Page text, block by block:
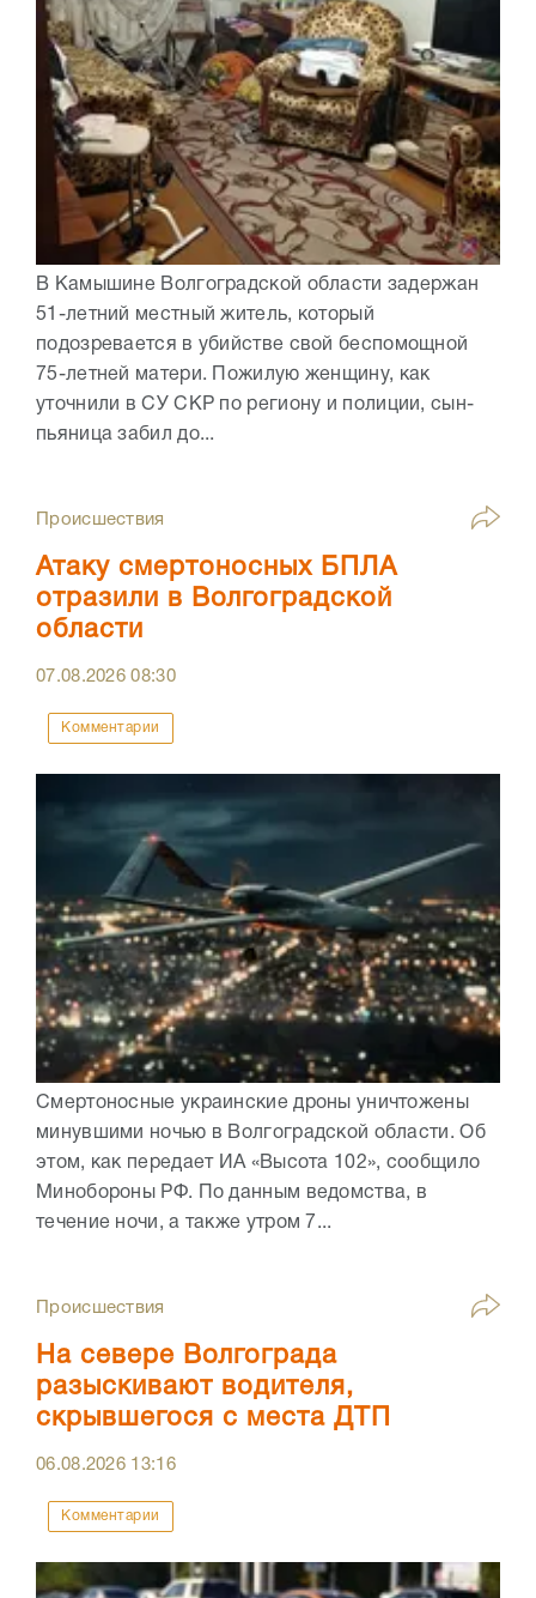
В Камышине Волгоградской области задержан
51-летний местный житель, который
подозревается в убийстве свой беспомощной
75-летней матери. Пожилую женщину, как
уточнили в СУ СКР по региону и полиции, сын-
пьяница забил до...
Происшествия
Атаку смертоносных БПЛА
отразили в Волгоградской
области
07.08.202608:30
Комментарии
Смертоносные украинские дроны уничтожены
минувшими ночью в Волгоградской области. Об
этом, как передает ИА «Высота 102», сообщило
Минобороны РФ. По данным ведомства, в
течение ночи, а также утром 7...
Происшествия
На севере Волгограда
разыскивают водителя,
скрывшегося с места ДТП
06.08.2026 13:16
Комментарии